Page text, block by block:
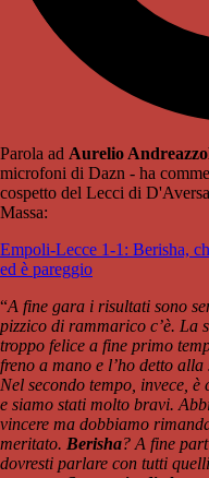
Parola ad Aurelio
microfoni di Dazn - ha
cospetto del Lecci di
Massa:
Empoli-Lecce 1-1: Berisha,
ed è pareggio
“A fine gara i risultati sono
pizzico di rammarico c’è. La
troppo felice a fine primo
freno a mano e l’ho detto
Nel secondo tempo, invece,
e siamo stati molto bravi.
vincere ma dobbiamo
meritato. Berisha? A fine
dovresti parlare con tutti